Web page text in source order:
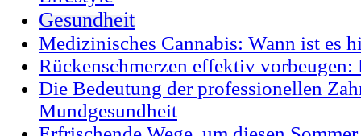
Gesundheit
Medizinisches Cannabis: Wann ist es
Rückenschmerzen effektiv vorbeugen:
Die Bedeutung der professionellen
Mundgesundheit